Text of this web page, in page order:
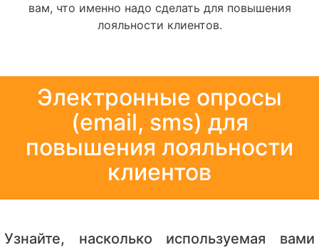
вам, что именно надо сделать для повышения
лояльности клиентов.
Электронные опросы
(email, sms) для
повышения лояльности
клиентов
Узнайте, насколько используемая вами